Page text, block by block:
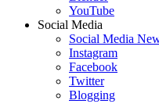
YouTube
Social Media
Social Media
Instagram
Facebook
Twitter
Blogging